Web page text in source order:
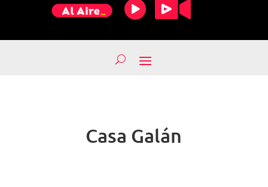
Casa Galán